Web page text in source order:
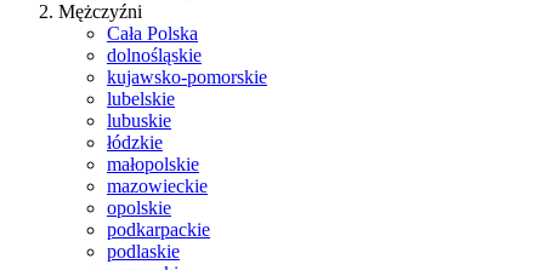
Mężczyźni
Cała Polska
dolnośląskie
kujawsko-pomorskie
lubelskie
lubuskie
łódzkie
małopolskie
mazowieckie
opolskie
podkarpackie
podlaskie